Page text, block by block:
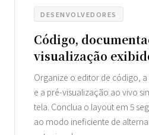
DESENVOLVEDORES
Código,
visualização
Organize o editor de código,
e a pré-visualização ao vivo
tela. Conclua o layout em 5
ao modo ineficiente de